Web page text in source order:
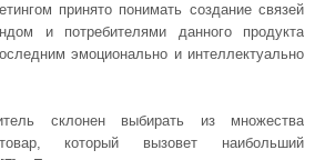
принято понимать создание связей
и потребителями данного продукта
эмоционально и интеллектуально
склонен выбирать из множества
который вызовет наибольший